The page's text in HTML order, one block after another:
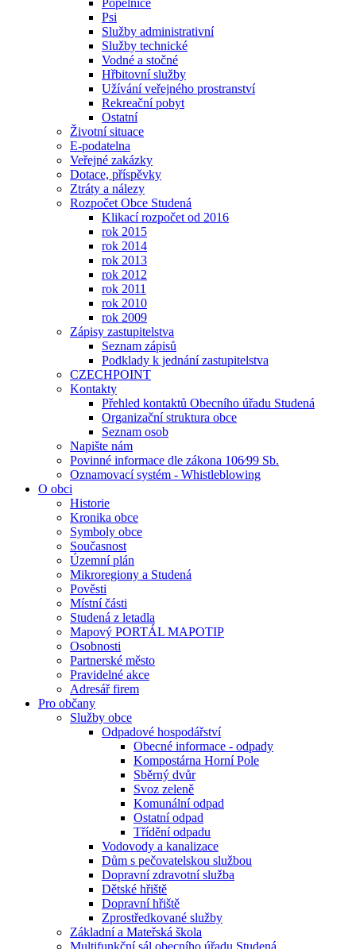
Popelnice
Psi
Služby administrativní
Služby technické
Vodné a stočné
Hřbitovní služby
Užívání veřejného prostranství
Rekreační pobyt
Ostatní
Životní situace
E-podatelna
Veřejné zakázky
Dotace, příspěvky
Ztráty a nálezy
Rozpočet Obce Studená
Klikací rozpočet od 2016
rok 2015
rok 2014
rok 2013
rok 2012
rok 2011
rok 2010
rok 2009
Zápisy zastupitelstva
Seznam zápisů
Podklady k jednání zastupitelstva
CZECHPOINT
Kontakty
Přehled kontaktů Obecního úřadu Studená
Organizační struktura obce
Seznam osob
Napište nám
Povinné informace dle zákona 106⁄99 Sb.
Oznamovací systém - Whistleblowing
O obci
Historie
Kronika obce
Symboly obce
Současnost
Územní plán
Mikroregiony a Studená
Pověsti
Místní části
Studená z letadla
Mapový PORTÁL MAPOTIP
Osobnosti
Partnerské město
Pravidelné akce
Adresář firem
Pro občany
Služby obce
Odpadové hospodářství
Obecné informace - odpady
Kompostárna Horní Pole
Sběrný dvůr
Svoz zeleně
Komunální odpad
Ostatní odpad
Třídění odpadu
Vodovody a kanalizace
Dům s pečovatelskou službou
Dopravní zdravotní služba
Dětské hřiště
Dopravní hřiště
Zprostředkované služby
Základní a Mateřská škola
Multifunkční sál obecního úřadu Studená